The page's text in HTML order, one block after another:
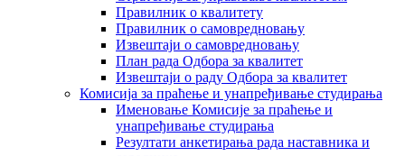
Правилник о квалитету
Правилник о самовредновању
Извештаји о самовредновању
План рада Одбора за квалитет
Извештаји о раду Одбора за квалитет
Комисија за праћење и унапређивање студирања
Именовање Комисије за праћење и
унапређивање студирања
Резултати анкетирања рада наставника и